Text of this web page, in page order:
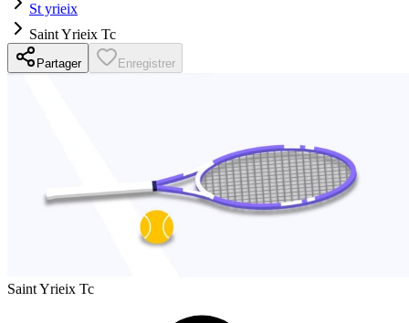
St yrieix
Saint Yrieix Tc
Partager Enregistrer
Saint Yrieix Tc